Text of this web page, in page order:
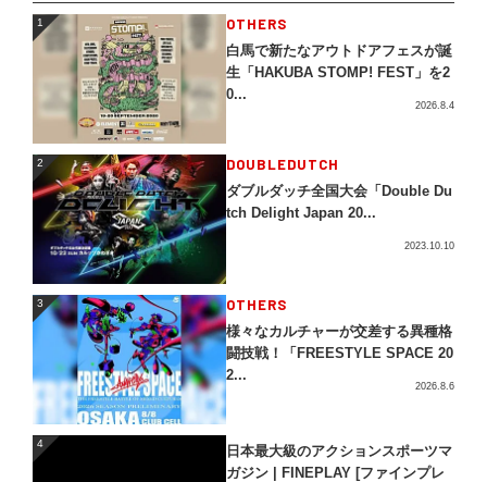
1 OTHERS
白馬で新たなアウトドアフェスが誕
生「HAKUBA STOMP! FEST」を2
0...
2026.8.4
2 DOUBLEDUTCH
ダブルダッチ全国大会「Double Du
tch Delight Japan 20...
2023.10.10
3 OTHERS
様々なカルチャーが交差する異種格
闘技戦！「FREESTYLE SPACE 20
2...
2026.8.6
4
日本最大級のアクションスポーツマ
ガジン | FINEPLAY [ファインプレ